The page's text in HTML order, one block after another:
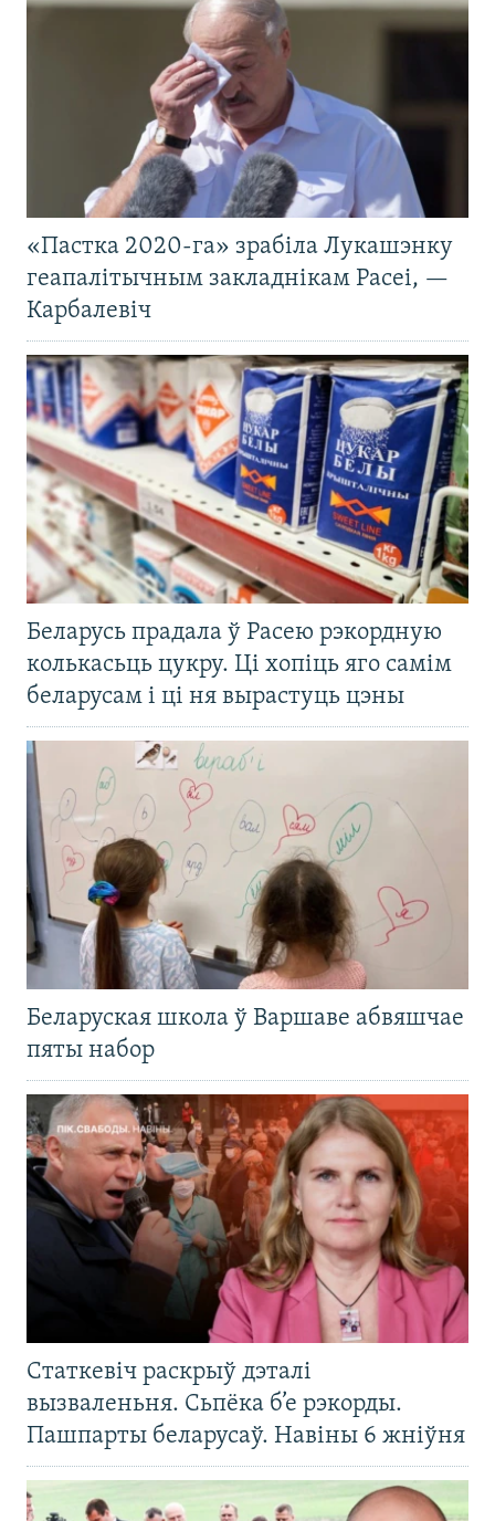
«Пастка 2020-га» зрабіла Лукашэнку
геапалітычным закладнікам Расеі, —
Карбалевіч
Беларусь прадала ў Расею рэкордную
колькасьць цукру. Ці хопіць яго самім
беларусам і ці ня вырастуць цэны
Беларуская школа ў Варшаве абвяшчае
пяты набор
Статкевіч раскрыў дэталі
вызваленьня. Сьпёка б’е рэкорды.
Пашпарты беларусаў. Навіны 6 жніўня